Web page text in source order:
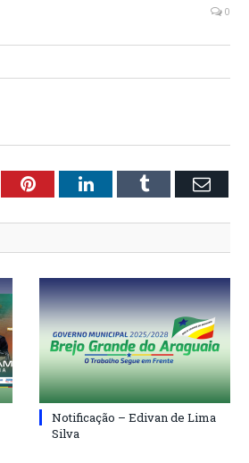
0
PinterestLinkedInTumblr Email
Notificação – Edivan de Lima
Silva